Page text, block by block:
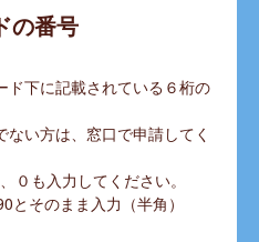
の番号
ド下に記載されている６桁の
い方は、窓口で申請してく
０も入力してください。
そのまま入力（半角）